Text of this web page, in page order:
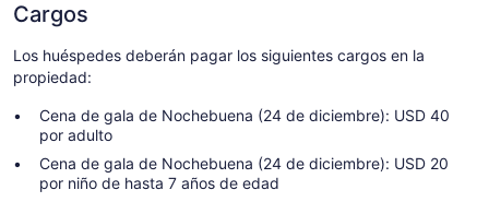
Cargos
Los huéspedes deberán pagar los siguientes cargos en la
propiedad:
Cena de gala de Nochebuena (24 de diciembre): USD 40
por adulto
Cena de gala de Nochebuena (24 de diciembre): USD 20
por niño de hasta 7 años de edad